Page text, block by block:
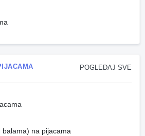
POGLEDAJ SVE
na pijacama